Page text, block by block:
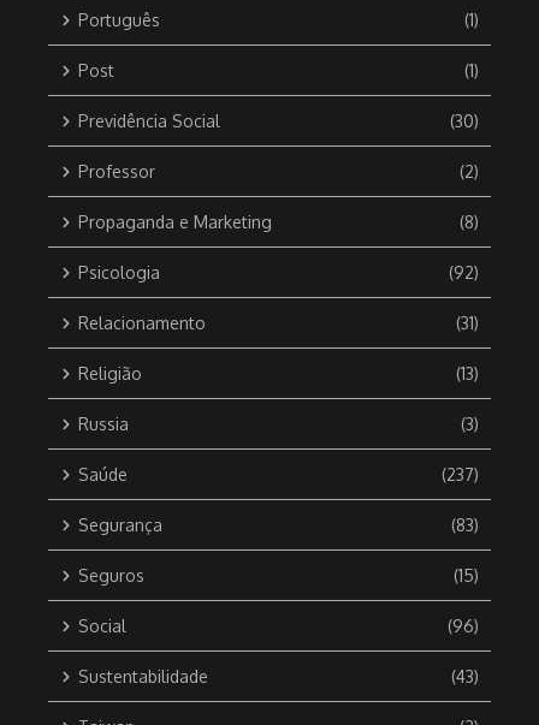
Português (1)
Post (1)
Previdência Social (30)
Professor (2)
Propaganda e Marketing (8)
Psicologia (92)
Relacionamento (31)
Religião (13)
Russia (3)
Saúde (237)
Segurança (83)
Seguros (15)
Social (96)
Sustentabilidade (43)